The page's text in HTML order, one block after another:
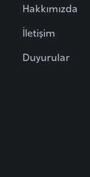
Hakkımızda
İletişim
Duyurular